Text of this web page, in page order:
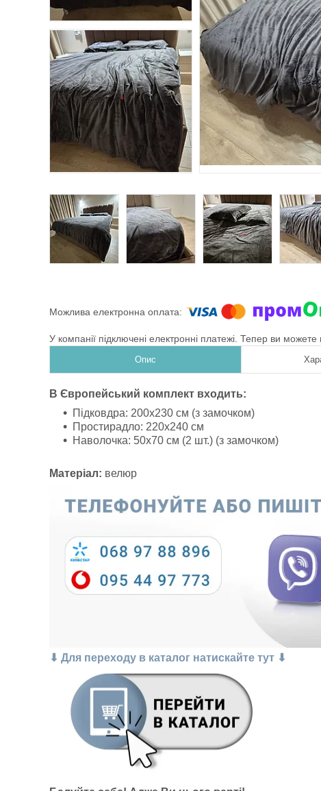
У компанії підключені електронні платежі. Тепер ви
Опис
В Європейський комплект входить:
Підковдра: 200х230 см (з замочком)
Простирадло: 220х240 см
Наволочка: 50х70 см (2 шт.) (з замочком)
Матеріал: велюр
⬇ Для переходу в каталог натискайте тут ⬇